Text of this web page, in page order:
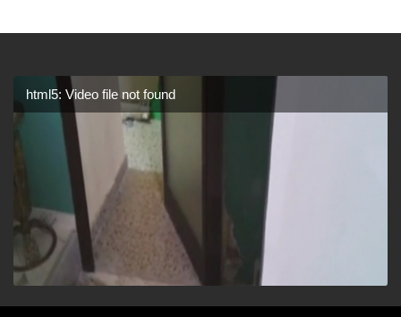
html5: Video file not found